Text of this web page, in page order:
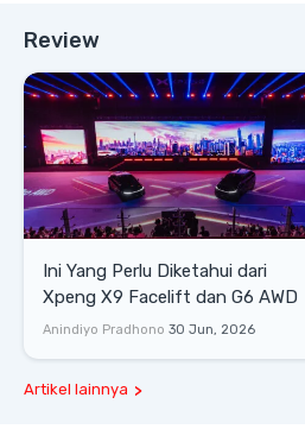
Review
Ini Yang Perlu Diketahui dari
Xpeng X9 Facelift dan G6 AWD
Anindiyo Pradhono 30 Jun, 2026
Artikel lainnya